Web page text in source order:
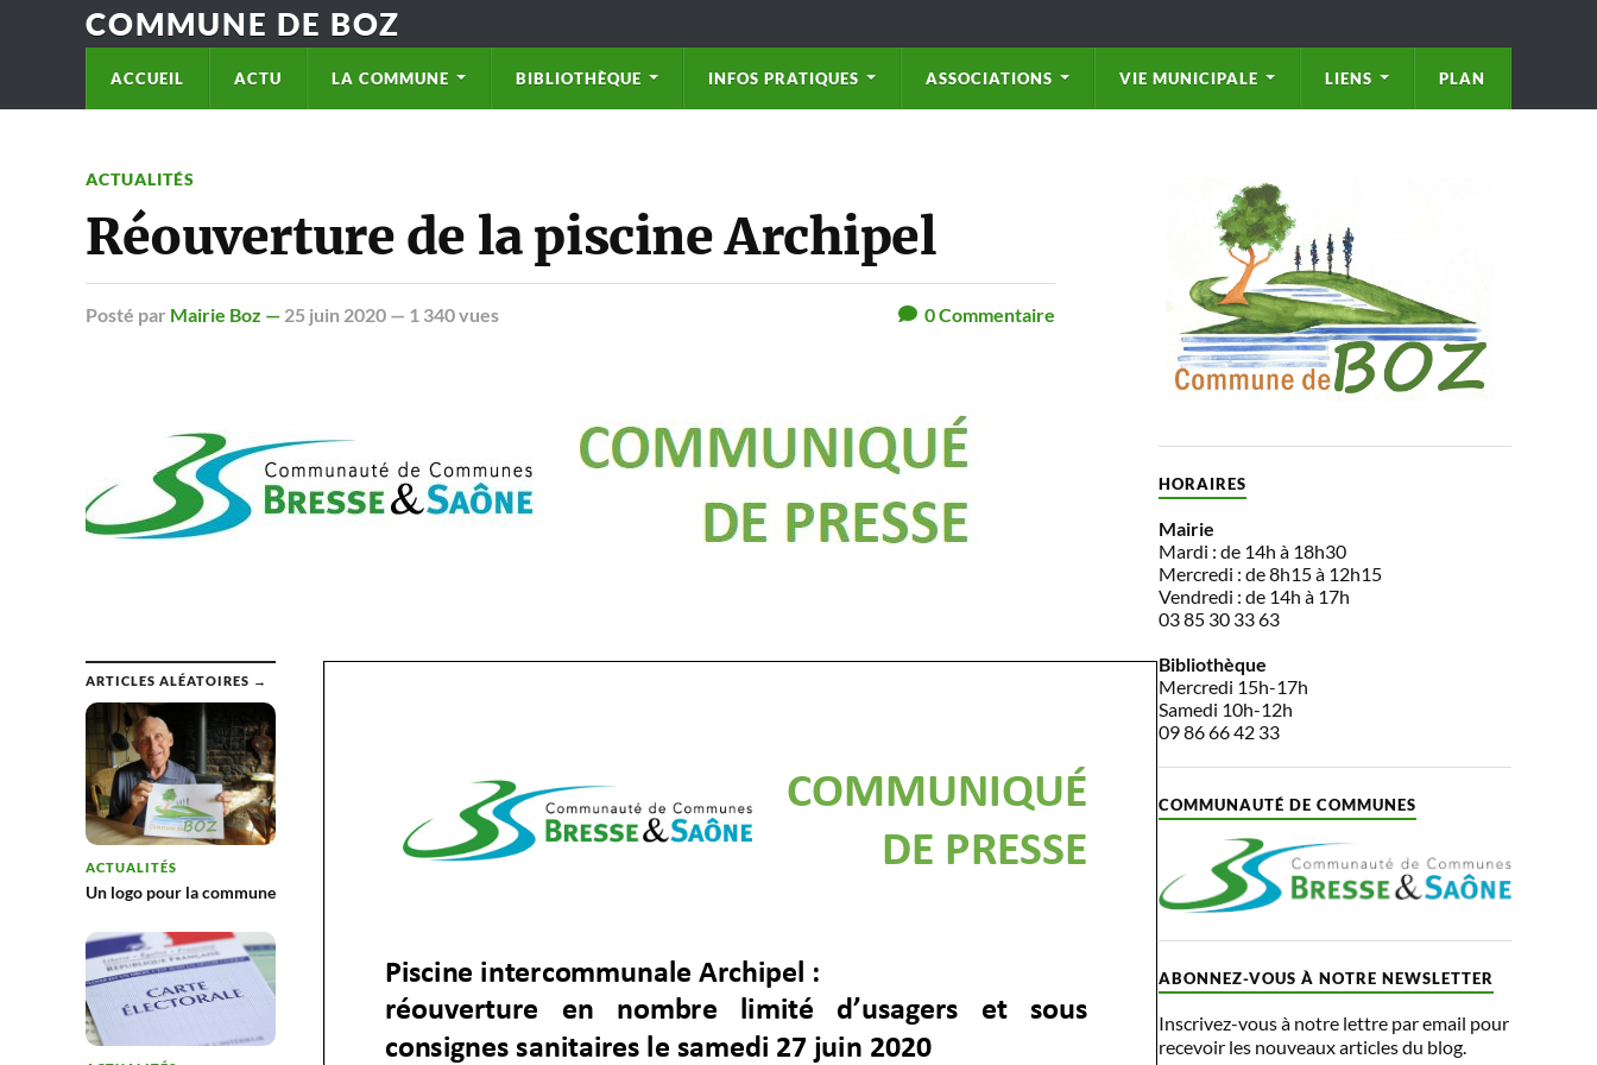
COMMUNE DE BOZ
ACCUEIL ACTU LA COMMUNE BIBLIOTHÈQUE INFOS PRATIQUES ASSOCIATIONS VIE MUNICIPALE LIENS PLAN
ACTUALITÉS
Réouverture de la piscine Archipel
Posté par Mairie Boz — 25 juin 2020 — 1 340 vues 0Commentaire
ARTICLES ALÉATOIRES →
ACTUALITÉS
Un logo pour la commune
HORAIRES
Mairie
Mardi : de 14h à 18h30
Mercredi : de 8h15 à 12h15
Vendredi : de 14h à 17h
03 85 30 33 63
Bibliothèque
Mercredi 15h-17h
Samedi 10h-12h
09 86 66 42 33
COMMUNAUTÉ DE COMMUNES
ABONNEZ-VOUS À NOTRE NEWSLETTER
Inscrivez-vous à notre lettre par email pour
recevoir les nouveaux articles du blog.